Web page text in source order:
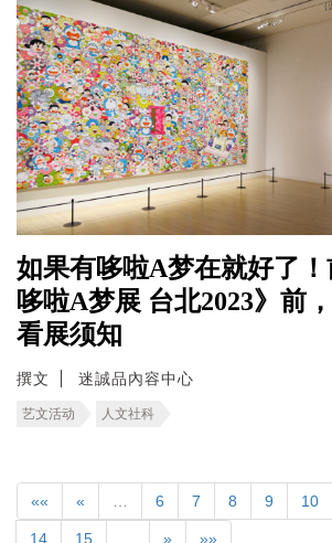
如果有哆啦A梦在就好了
哆啦A梦展 台北2023》前
看展须知
撰文 迷誠品內容中心
艺文活动 人文社科
«« « 6 7 8 9 10
14 15 » »»